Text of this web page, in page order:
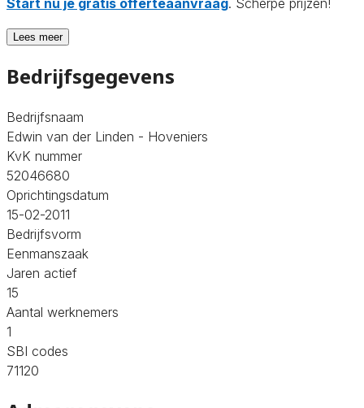
Lees meer
Bedrijfsgegevens
Bedrijfsnaam
Edwin van der Linden - Hoveniers
KvK nummer
52046680
Oprichtingsdatum
15-02-2011
Bedrijfsvorm
Eenmanszaak
Jaren actief
15
Aantal werknemers
1
SBI codes
71120